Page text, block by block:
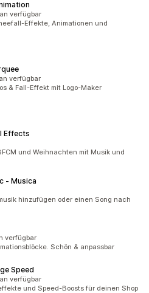
verfügbar
Effekte, Animationen und
verfügbar
& Fall-Effekt mit Logo-Maker
Effects
und Weihnachten mit Musik und
‑ Musica
hinzufügen oder einen Song nach
verfügbar
Schön & anpassbar
Speed
verfügbar
und Speed-Boosts für deinen Shop